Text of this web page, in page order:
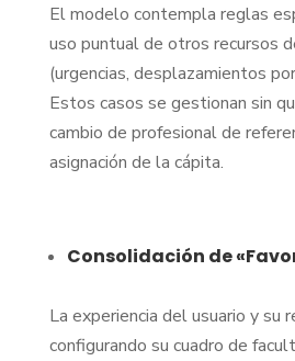
El modelo contempla reglas
uso puntual de otros recursos
(urgencias, desplazamientos
Estos casos se gestionan sin
cambio de profesional de
asignación de la cápita.
Consolidación de
La experiencia del usuario y su
configurando su cuadro de